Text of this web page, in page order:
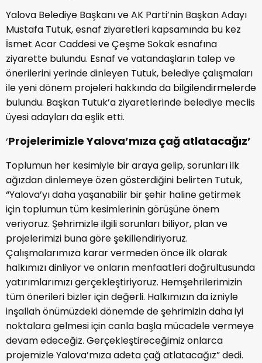
Yalova Belediye Başkanı ve AK Parti’nin Başkan Adayı
Mustafa Tutuk, esnaf ziyaretleri kapsamında bu kez
İsmet Acar Caddesi ve Çeşme Sokak esnafına
ziyarette bulundu. Esnaf ve vatandaşların talep ve
önerilerini yerinde dinleyen Tutuk, belediye çalışmaları
ile yeni dönem projeleri hakkında da bilgilendirmelerde
bulundu. Başkan Tutuk’a ziyaretlerinde belediye meclis
üyesi adayları da eşlik etti.
‘Projelerimizle Yalova’mıza çağ atlatacağız’
Toplumun her kesimiyle bir araya gelip, sorunları ilk
ağızdan dinlemeye özen gösterdiğini belirten Tutuk,
“Yalova’yı daha yaşanabilir bir şehir haline getirmek
için toplumun tüm kesimlerinin görüşüne önem
veriyoruz. Şehrimizle ilgili sorunları biliyor, plan ve
projelerimizi buna göre şekillendiriyoruz.
Çalışmalarımıza karar vermeden önce ilk olarak
halkımızı dinliyor ve onların menfaatleri doğrultusunda
yatırımlarımızı gerçekleştiriyoruz. Hemşehrilerimizin
tüm önerileri bizler için değerli. Halkımızın da izniyle
inşallah önümüzdeki dönemde de şehrimizin daha iyi
noktalara gelmesi için canla başla mücadele vermeye
devam edeceğiz. Gerçekleştireceğimiz onlarca
projemizle Yalova’mıza adeta çağ atlatacağız” dedi.